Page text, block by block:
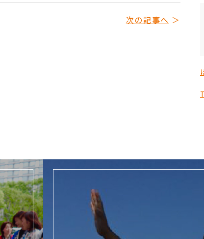
次の記事へ